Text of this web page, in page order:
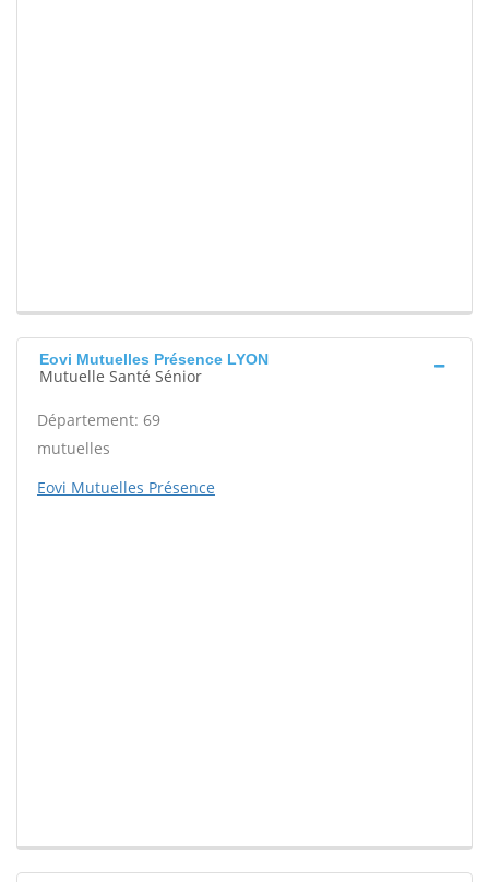
Eovi Mutuelles Présence LYON
Mutuelle Santé Sénior
Département: 69
mutuelles
Eovi Mutuelles Présence